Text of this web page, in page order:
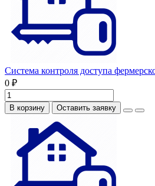
Система контроля доступа
0 ₽
В корзину Оставить заявку